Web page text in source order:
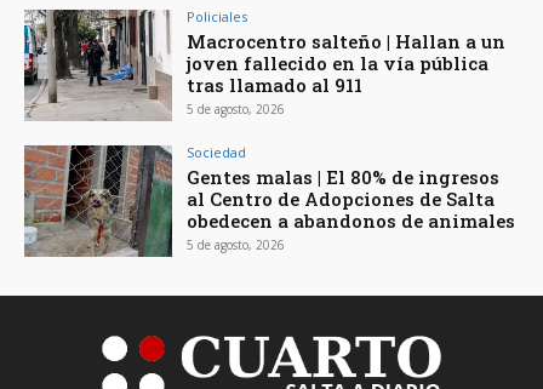
Policiales
Macrocentro salteño | Hallan a un
joven fallecido en la vía pública
tras llamado al 911
5 de agosto, 2026
Sociedad
Gentes malas | El 80% de ingresos
al Centro de Adopciones de Salta
obedecen a abandonos de animales
5 de agosto, 2026